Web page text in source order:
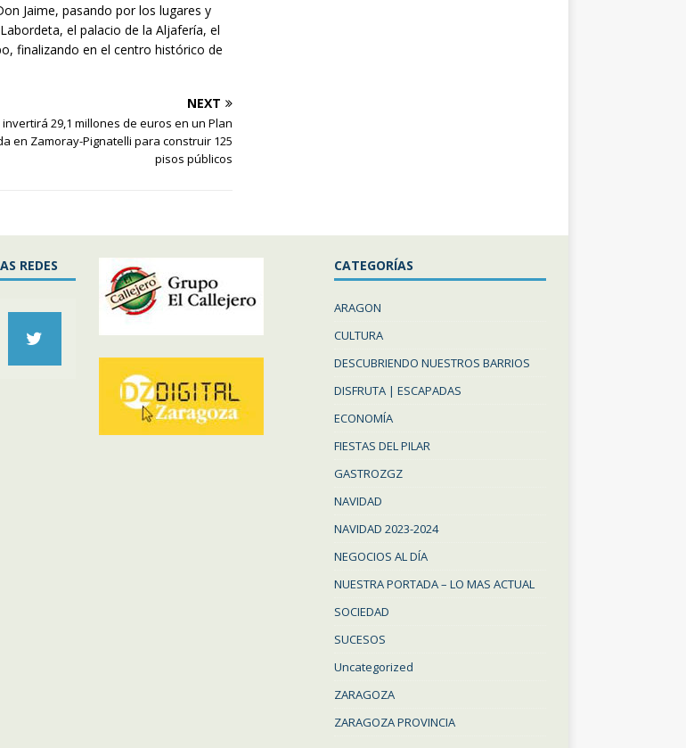
Jaime, pasando por los lugares y
el palacio de la Aljafería, el
finalizando en el centro histórico de
NEXT
29,1 millones de euros en un Plan
en Zamoray-Pignatelli para construir 125
pisos públicos
REDES CATEGORÍAS
ARAGON
CULTURA
DESCUBRIENDO NUESTROS BARRIOS
DISFRUTA | ESCAPADAS
ECONOMÍA
FIESTAS DEL PILAR
GASTROZGZ
NAVIDAD
NAVIDAD 2023-2024
NEGOCIOS AL DÍA
NUESTRA PORTADA – LO MAS ACTUAL
SOCIEDAD
SUCESOS
Uncategorized
ZARAGOZA
ZARAGOZA PROVINCIA